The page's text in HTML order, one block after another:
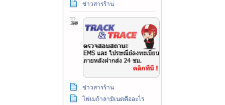
ข่าวสารร้าน
ข่าวสารร้าน
โฟเมก้าลามิเนตคืออะไร